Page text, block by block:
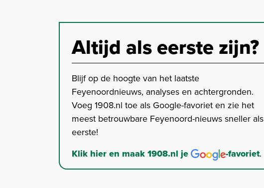
Altijd als eerste zijn?
Blijf op de hoogte van het laatste
Feyenoordnieuws, analyses en achtergronden.
Voeg 1908.nl toe als Google-favoriet en zie het
meest betrouwbare Feyenoord-nieuws sneller als
eerste!
Klik hier en maak 1908.nl je -favoriet.